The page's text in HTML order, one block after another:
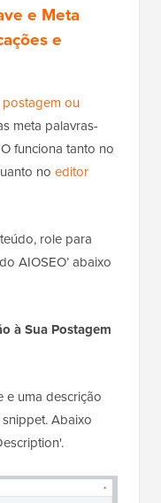
e Meta
e
postagem ou
meta palavras-
funciona tanto no
no editor
role para
AIOSEO’ abaixo
à Sua Postagem
e uma descrição
Abaixo